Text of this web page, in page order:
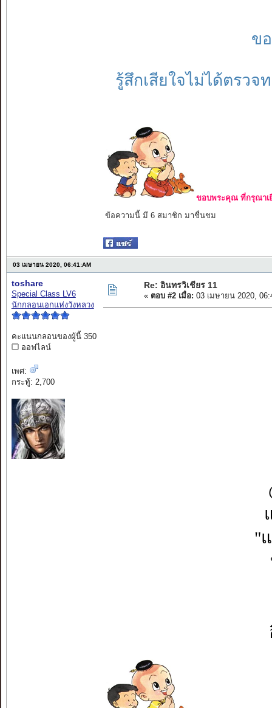
ข
รู้สึกเสียใจไม่ได้ตรว
ขอบพระคุณ ที่กรุณาเ
ข้อความนี้ มี 6 สมาชิก มาชื่นชม
03 เมษายน 2020, 06:41:AM
toshare
Special Class LV6
นักกลอนเอกแห่งวังหลวง
คะแนนกลอนของผู้นี้ 350
ออฟไลน์
เพศ:
กระทู้: 2,700
Re: อินทรวิเชียร 11
« ตอบ #2 เมื่อ: 03 เมษายน 2020,
"